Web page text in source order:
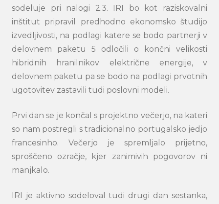
sodeluje pri nalogi 2.3. IRI bo kot raziskovalni
inštitut pripravil predhodno ekonomsko študijo
izvedljivosti, na podlagi katere se bodo partnerji v
delovnem paketu 5 odločili o končni velikosti
hibridnih hranilnikov električne energije, v
delovnem paketu pa se bodo na podlagi prvotnih
ugotovitev zastavili tudi poslovni modeli.
Prvi dan se je končal s projektno večerjo, na kateri
so nam postregli s tradicionalno portugalsko jedjo
francesinho. Večerjo je spremljalo prijetno,
sproščeno ozračje, kjer zanimivih pogovorov ni
manjkalo.
IRI je aktivno sodeloval tudi drugi dan sestanka,